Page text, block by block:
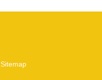
Sitemap